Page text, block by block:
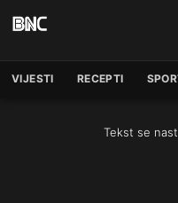
VIJESTI RECEPTI
Tekst se